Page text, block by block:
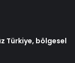
Türkiye, bölgesel